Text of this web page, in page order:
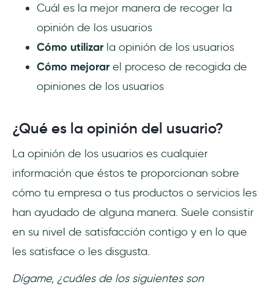
¿Existe alguna herramienta para recoger
opiniones?
¿Quién gestiona las opiniones de los
usuarios en una empresa?
Cuál es la mejor manera de recoger la
opinión de los usuarios
Cómo utilizarla opinión de los usuarios
Cómo mejorarel proceso de recogida de
opiniones de los usuarios
¿Qué es la opinión del usuario?
La opinión de los usuarios es cualquier
información que éstos te proporcionan sobre
cómo tu empresa o tus productos o servicios les
han ayudado de alguna manera. Suele consistir
en su nivel de satisfacción contigo y en lo que
les satisface o les disgusta.
Dígame, ¿cuáles de los siguientes son